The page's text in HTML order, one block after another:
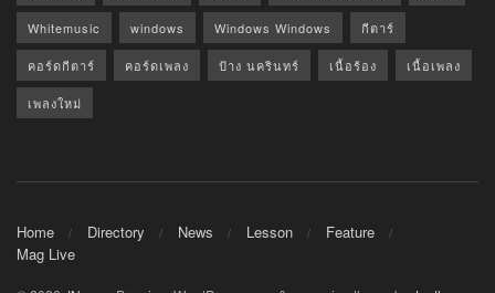
Whitemusic windows Windows Windows กีตาร์
คอร์ดกีตาร์ คอร์ดเพลง ป้าง นครินทร์ เนื้อร้อง เนื้อเพลง
เพลงใหม่
Home Directory News Lesson
Feature
Mag Live